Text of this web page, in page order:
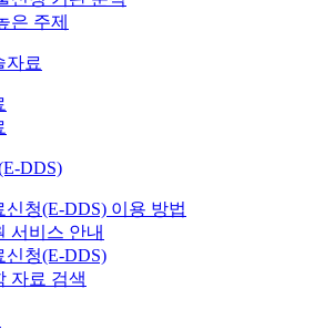
은 주제
자료
DDS)
신청(E-DDS) 이용 방법
서비스 안내
신청(E-DDS)
자료 검색